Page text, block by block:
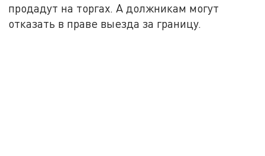
продадут на торгах. А должникам могут
отказать в праве выезда за границу.